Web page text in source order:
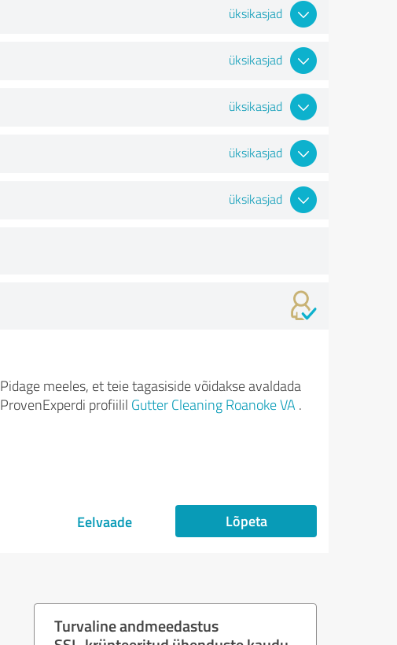
üksikasjad
üksikasjad
üksikasjad
üksikasjad
üksikasjad
Pidage meeles, et teie tagasiside võidakse avaldada
ProvenExperdi profiilil Gutter Cleaning Roanoke VA.
Eelvaade Lõpeta
Turvaline andmeedastus